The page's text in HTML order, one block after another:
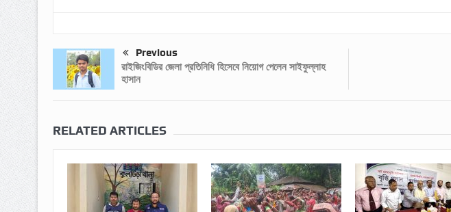
Previous
রাইজিংবিডির জেলা প্রতিনিধি হিসেবে নিয়োগ পেলেন সাইফুল্লাহ
হাসান
RELATED ARTICLES